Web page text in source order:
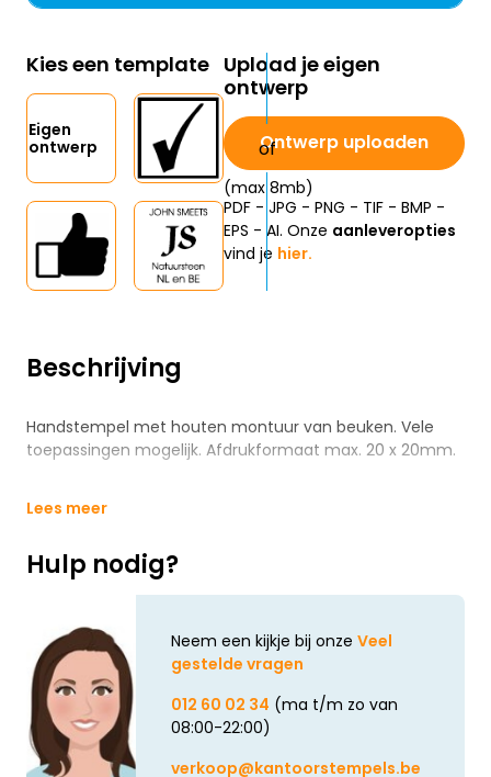
Beschrijving
Handstempel met houten montuur van beuken. Vele
toepassingen mogelijk. Afdrukformaat max. 20 x 20mm.
Lees meer
Hulp nodig?
Neem een kijkje bij onze Veel
gestelde vragen
012 60 02 34 (ma t/m zo van
08:00-22:00)
verkoop@kantoorstempels.be
Kies een template
Eigen
ontwerp
Upload je eigen
ontwerp
Ontwerp uploaden
(max 8mb)
PDF - JPG - PNG - TIF - BMP -
EPS - AI. Onze aanleveropties
vind je hier.